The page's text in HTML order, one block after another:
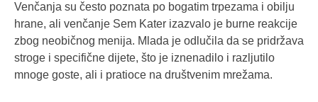
Venčanja su često poznata po bogatim trpezama i obilju
hrane, ali venčanje Sem Kater izazvalo je burne reakcije
zbog neobičnog menija. Mlada je odlučila da se pridržava
stroge i specifične dijete, što je iznenadilo i razljutilo
mnoge goste, ali i pratioce na društvenim mrežama.